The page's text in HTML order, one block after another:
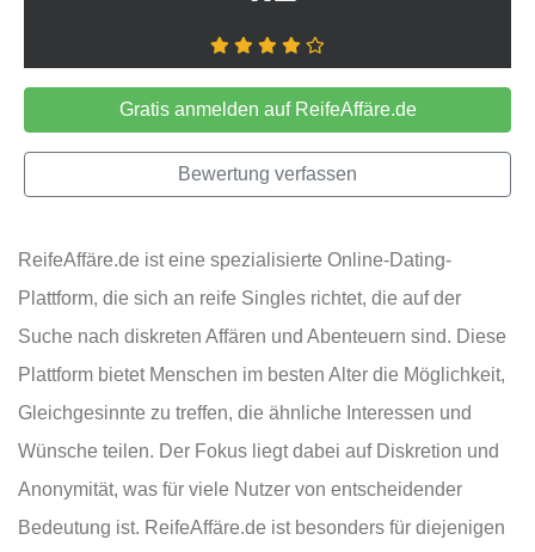
Gratis anmelden auf ReifeAffäre.de
Bewertung verfassen
ReifeAffäre.de ist eine spezialisierte Online-Dating-
Plattform, die sich an reife Singles richtet, die auf der
Suche nach diskreten Affären und Abenteuern sind. Diese
Plattform bietet Menschen im besten Alter die Möglichkeit,
Gleichgesinnte zu treffen, die ähnliche Interessen und
Wünsche teilen. Der Fokus liegt dabei auf Diskretion und
Anonymität, was für viele Nutzer von entscheidender
Bedeutung ist. ReifeAffäre.de ist besonders für diejenigen